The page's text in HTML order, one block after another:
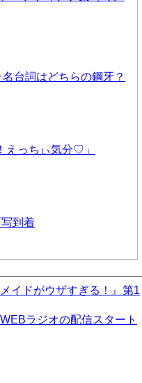
台詞はどちらの鋼牙？
えっちぃ気分♡」
到着
イドがウザすぎる！』第1
ラジオの配信スタート